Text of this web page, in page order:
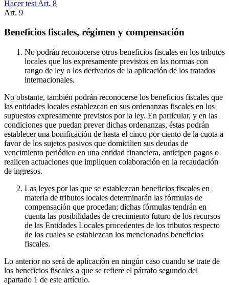
Hacer test Art. 8
Art. 9
Beneficios fiscales, régimen y compensación
No podrán reconocerse otros beneficios fiscales en los tributos
locales que los expresamente previstos en las normas con
rango de ley o los derivados de la aplicación de los tratados
internacionales.
No obstante, también podrán reconocerse los beneficios fiscales que
las entidades locales establezcan en sus ordenanzas fiscales en los
supuestos expresamente previstos por la ley. En particular, y en las
condiciones que puedan prever dichas ordenanzas, éstas podrán
establecer una bonificación de hasta el cinco por ciento de la cuota a
favor de los sujetos pasivos que domicilien sus deudas de
vencimiento periódico en una entidad financiera, anticipen pagos o
realicen actuaciones que impliquen colaboración en la recaudación
de ingresos.
Las leyes por las que se establezcan beneficios fiscales en
materia de tributos locales determinarán las fórmulas de
compensación que procedan; dichas fórmulas tendrán en
cuenta las posibilidades de crecimiento futuro de los recursos
de las Entidades Locales procedentes de los tributos respecto
de los cuales se establezcan los mencionados beneficios
fiscales.
Lo anterior no será de aplicación en ningún caso cuando se trate de
los beneficios fiscales a que se refiere el párrafo segundo del
apartado 1 de este artículo.